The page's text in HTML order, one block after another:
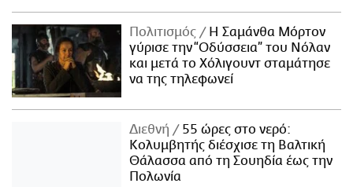
Πολιτισμός
Η Σαμάνθα Μόρτον
γύρισε την “Οδύσσεια” του Νόλαν
και μετά το Χόλιγουντ σταμάτησε
να της τηλεφωνεί
Διεθνή
55 ώρες στο νερό:
Κολυμβητής διέσχισε τη Βαλτική
Θάλασσα από τη Σουηδία έως την
Πολωνία